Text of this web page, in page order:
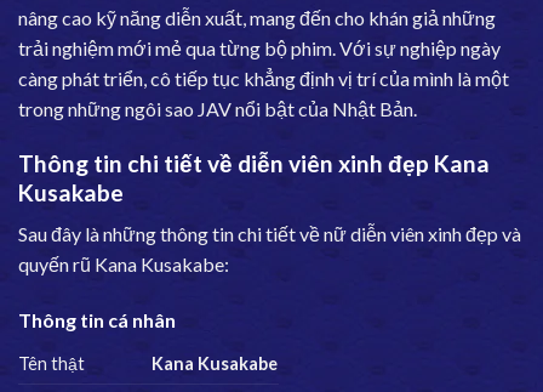
nâng cao kỹ năng diễn xuất, mang đến cho khán giả những
trải nghiệm mới mẻ qua từng bộ phim. Với sự nghiệp ngày
càng phát triển, cô tiếp tục khẳng định vị trí của mình là một
trong những ngôi sao JAV nổi bật của Nhật Bản.
Thông tin chi tiết về diễn viên xinh đẹp Kana
Kusakabe
Sau đây là những thông tin chi tiết về nữ diễn viên xinh đẹp và
quyến rũ Kana Kusakabe:
Thông tin cá nhân
Tên thật
Kana Kusakabe